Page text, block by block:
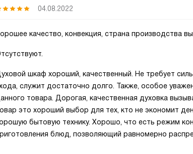
04.08.2022
качество, конвекция, страна производства
шкаф хороший, качественный. Не требует
служит достаточно долго. Также, особое
товара. Дорогая, качественная духовка
это хороший выбор для тех, кто не экономит
бытовую технику. Хорошо, что есть режим
блюд, позволяющий равномерно